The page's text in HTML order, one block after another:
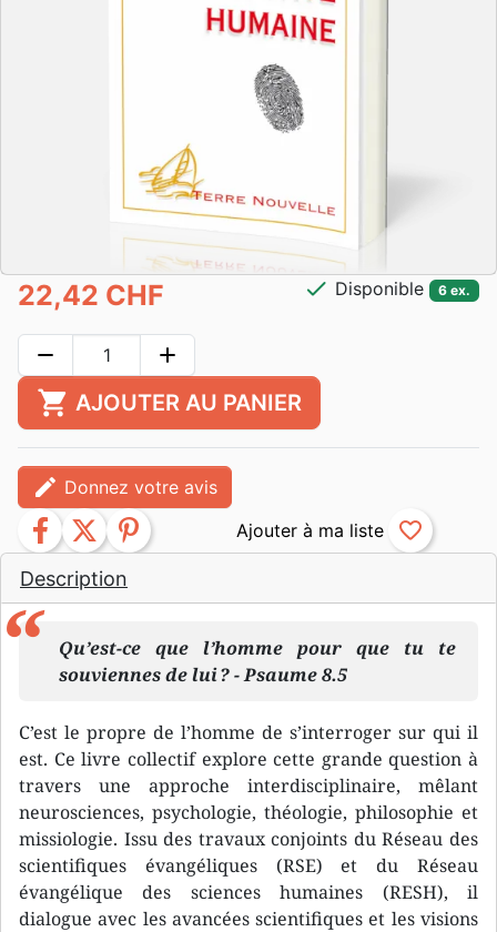
Description
Qu’est-ce que l’homme pour que tu te
souviennes de lui ? - Psaume 8.5
C’est le propre de l’homme de s’interroger sur qui il
est. Ce livre collectif explore cette grande question à
travers une approche interdisciplinaire, mêlant
neurosciences, psychologie, théologie, philosophie et
missiologie. Issu des travaux conjoints du Réseau des
scientifiques évangéliques (RSE) et du Réseau
évangélique des sciences humaines (RESH), il
dialogue avec les avancées scientifiques et les visions
22,42 CHF check Disponible 6 ex.
remove add
shopping_cart AJOUTER AU PANIER
edit Donnez votre avis
facebook twitter pinterest favorite_border